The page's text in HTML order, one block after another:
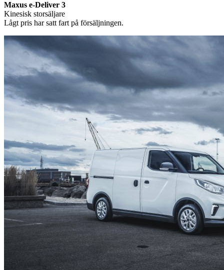
Maxus e-Deliver 3
Kinesisk storsäljare
Lågt pris har satt fart på försäljningen.